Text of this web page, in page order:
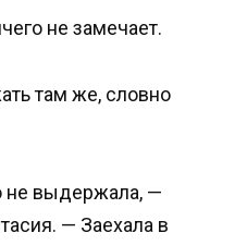
не замечает.
там же, словно
не выдержала, —
— Заехала в